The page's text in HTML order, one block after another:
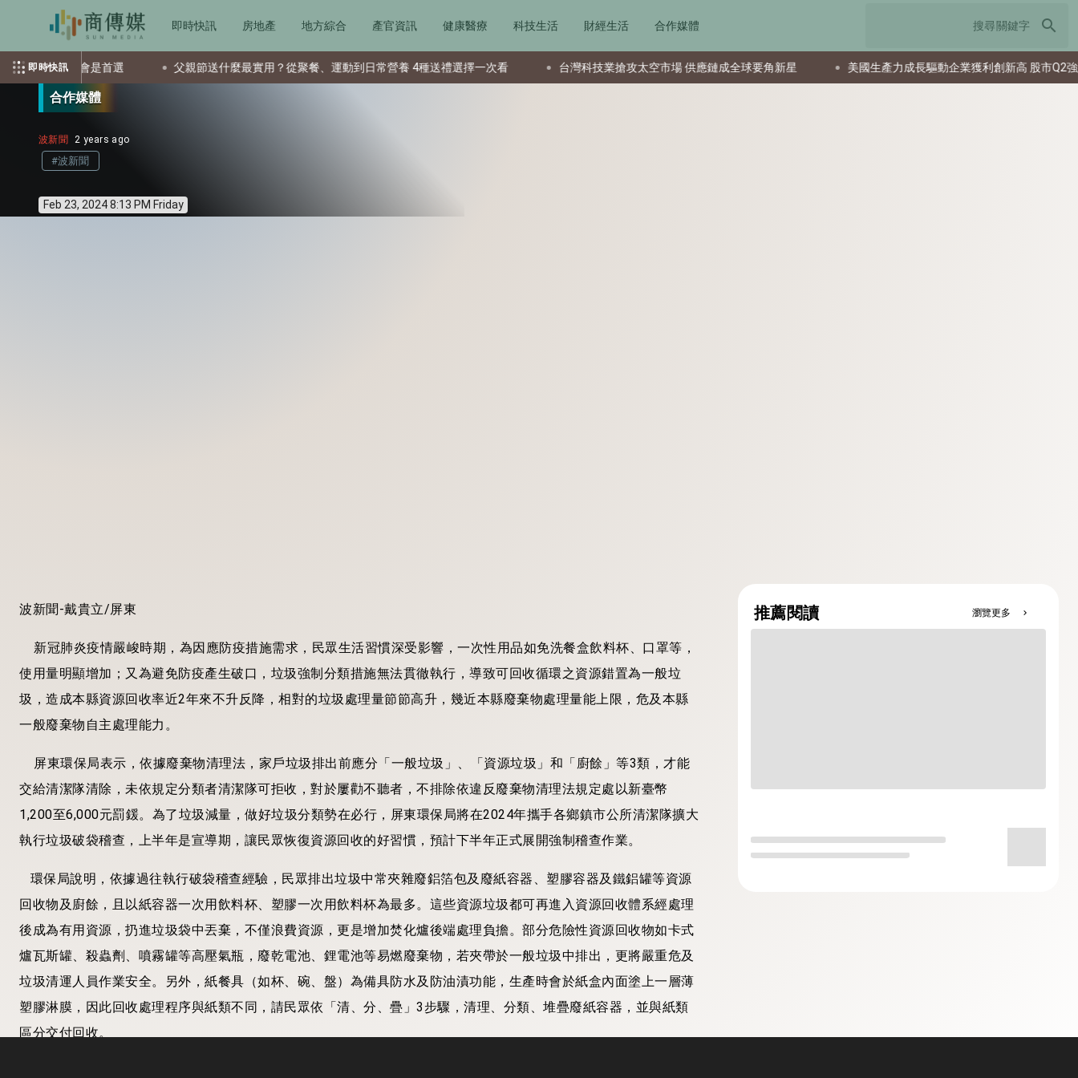
即時快訊 房地產 地方綜合 產官資訊 健康醫療 科技生活 財經生活 合作媒體 search
即時快訊
ETF會是首選 父親節送什麼最實用？從聚餐、運動到日常營養 4種送禮選擇一次看 台灣科技業搶攻太空市場 供應鏈成全球要角新星 美國生產力成長驅動企業獲利創新高 股市Q2強勁反彈
合作媒體
波新聞 2 years ago
#波新聞
Feb 23, 2024 8:13 PM Friday
波新聞-戴貴立/屏東
新冠肺炎疫情嚴峻時期，為因應防疫措施需求，民眾生活習慣深受影響，一次性用品如免洗餐盒飲料杯、口罩等，
使用量明顯增加；又為避免防疫產生破口，垃圾強制分類措施無法貫徹執行，導致可回收循環之資源錯置為一般垃
圾，造成本縣資源回收率近2年來不升反降，相對的垃圾處理量節節高升，幾近本縣廢棄物處理量能上限，危及本縣
一般廢棄物自主處理能力。
屏東環保局表示，依據廢棄物清理法，家戶垃圾排出前應分「一般垃圾」、「資源垃圾」和「廚餘」等3類，才能
交給清潔隊清除，未依規定分類者清潔隊可拒收，對於屢勸不聽者，不排除依違反廢棄物清理法規定處以新臺幣
1,200至6,000元罰鍰。為了垃圾減量，做好垃圾分類勢在必行，屏東環保局將在2024年攜手各鄉鎮市公所清潔隊擴大
執行垃圾破袋稽查，上半年是宣導期，讓民眾恢復資源回收的好習慣，預計下半年正式展開強制稽查作業。
環保局說明，依據過往執行破袋稽查經驗，民眾排出垃圾中常夾雜廢鋁箔包及廢紙容器、塑膠容器及鐵鋁罐等資源
回收物及廚餘，且以紙容器一次用飲料杯、塑膠一次用飲料杯為最多。這些資源垃圾都可再進入資源回收體系經處理
後成為有用資源，扔進垃圾袋中丟棄，不僅浪費資源，更是增加焚化爐後端處理負擔。部分危險性資源回收物如卡式
爐瓦斯罐、殺蟲劑、噴霧罐等高壓氣瓶，廢乾電池、鋰電池等易燃廢棄物，若夾帶於一般垃圾中排出，更將嚴重危及
垃圾清運人員作業安全。另外，紙餐具（如杯、碗、盤）為備具防水及防油漬功能，生產時會於紙盒內面塗上一層薄
塑膠淋膜，因此回收處理程序與紙類不同，請民眾依「清、分、疊」3步驟，清理、分類、堆疊廢紙容器，並與紙類
區分交付回收。
推薦閱讀 瀏覽更多 chevron_right